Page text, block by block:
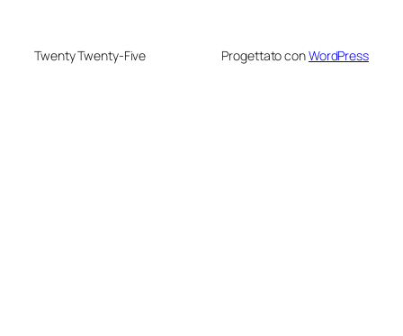
Twenty Twenty-Five Progettato conWordPress